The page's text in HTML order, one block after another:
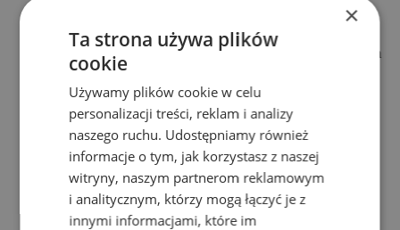
PALETA KOLORÓW IRSAP
*Zawiesia, korki, odpowietrznik w komplecie z grzejnikiem
*Zawory nie są w komplecie z grzejnikiem
Cena promocyjna 2 817,97 zł Normalna cena
Dodaj do koszyka
×
Ta strona używa plików
cookie
Używamy plików cookie w celu
personalizacji treści, reklam i analizy
naszego ruchu. Udostępniamy również
informacje o tym, jak korzystasz z naszej
witryny, naszym partnerom reklamowym
i analitycznym, którzy mogą łączyć je z
innymi informacjami, które im